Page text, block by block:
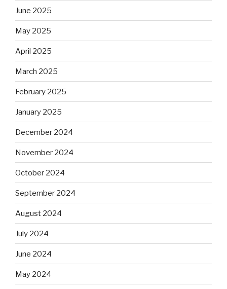
June 2025
May 2025
April 2025
March 2025
February 2025
January 2025
December 2024
November 2024
October 2024
September 2024
August 2024
July 2024
June 2024
May 2024